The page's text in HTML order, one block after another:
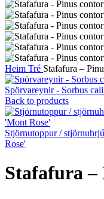
Heim Tré Stafafura –
Spörvareynir - Sorbus
Back to products
Stjörnutoppur /
Rose'
Stafafura –